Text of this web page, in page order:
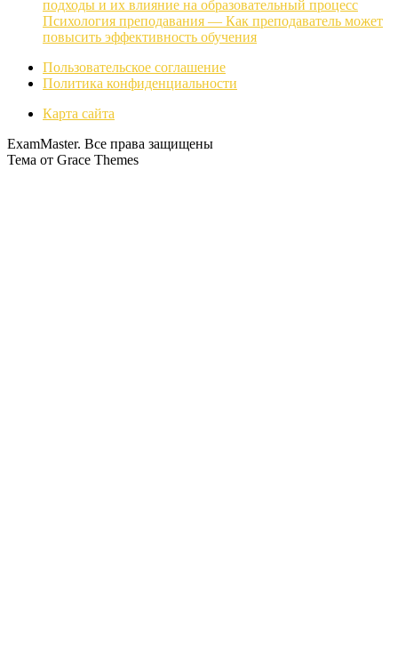
подходы и их влияние на образовательный процесс
Психология преподавания — Как преподаватель может
повысить эффективность обучения
Пользовательское соглашение
Политика конфиденциальности
Карта сайта
ExamMaster. Все права защищены
Тема от Grace Themes